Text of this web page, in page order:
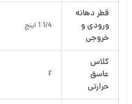
قطر دهانه
ورودی و
خروجی
1/4 1 اینچ
کلاس
عاسق
حرارتی
F